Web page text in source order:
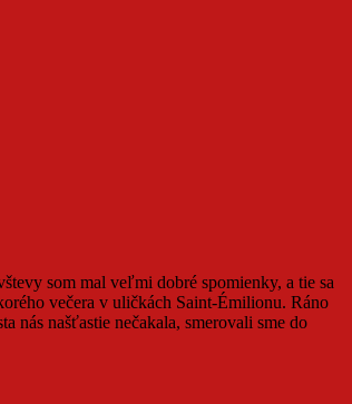
som mal veľmi dobré spomienky, a tie sa
večera v uličkách Saint-Émilionu. Ráno
nás našťastie nečakala, smerovali sme do